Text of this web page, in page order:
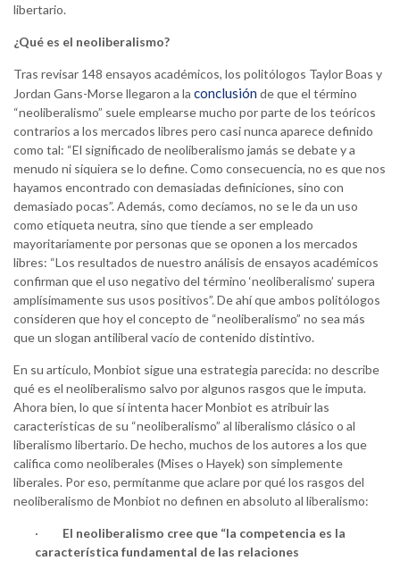
libertario.
¿Qué es el neoliberalismo?
Tras revisar 148 ensayos académicos, los politólogos Taylor Boas y
Jordan Gans-Morse llegaron a la conclusión de que el término
“neoliberalismo” suele emplearse mucho por parte de los teóricos
contrarios a los mercados libres pero casi nunca aparece definido
como tal: “El significado de neoliberalismo jamás se debate y a
menudo ni siquiera se lo define. Como consecuencia, no es que nos
hayamos encontrado con demasiadas definiciones, sino con
demasiado pocas”. Además, como decíamos, no se le da un uso
como etiqueta neutra, sino que tiende a ser empleado
mayoritariamente por personas que se oponen a los mercados
libres: “Los resultados de nuestro análisis de ensayos académicos
confirman que el uso negativo del término ‘neoliberalismo’ supera
amplísimamente sus usos positivos”. De ahí que ambos politólogos
consideren que hoy el concepto de “neoliberalismo” no sea más
que un slogan antiliberal vacío de contenido distintivo.
En su artículo, Monbiot sigue una estrategia parecida: no describe
qué es el neoliberalismo salvo por algunos rasgos que le imputa.
Ahora bien, lo que sí intenta hacer Monbiot es atribuir las
características de su “neoliberalismo” al liberalismo clásico o al
liberalismo libertario. De hecho, muchos de los autores a los que
califica como neoliberales (Mises o Hayek) son simplemente
liberales. Por eso, permítanme que aclare por qué los rasgos del
neoliberalismo de Monbiot no definen en absoluto al liberalismo:
· El neoliberalismo cree que “la competencia es la
característica fundamental de las relaciones